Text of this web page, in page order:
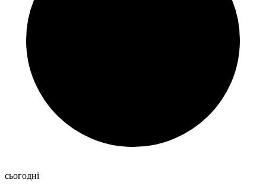
сьогодні